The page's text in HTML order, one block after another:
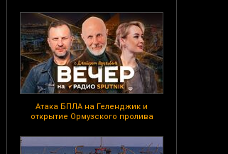
Атака БПЛА на Геленджик и
открытие Ормузского пролива